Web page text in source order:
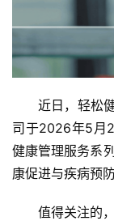
近日，轻松
司于2026年5月
健康管理服务系
康促进与疾病预
值得关注的